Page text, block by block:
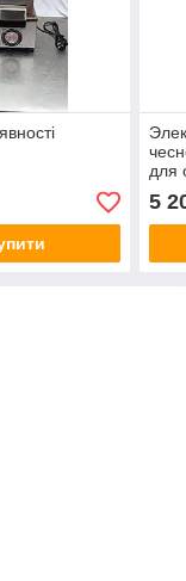
для
5